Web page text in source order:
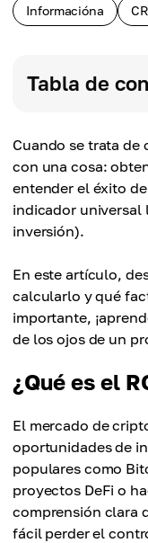
Informacióna
Tabla de
Cuando se trata de
con una cosa:
entender el éxito
indicador universal
inversión).
En este artículo,
calcularlo y qué
importante,
de los ojos de un
¿Qué es el
El mercado de
oportunidades de
populares como
proyectos DeFi o
comprensión clara
fácil perder el